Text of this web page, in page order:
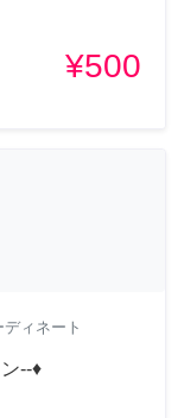
¥500
ィネート
--♦︎